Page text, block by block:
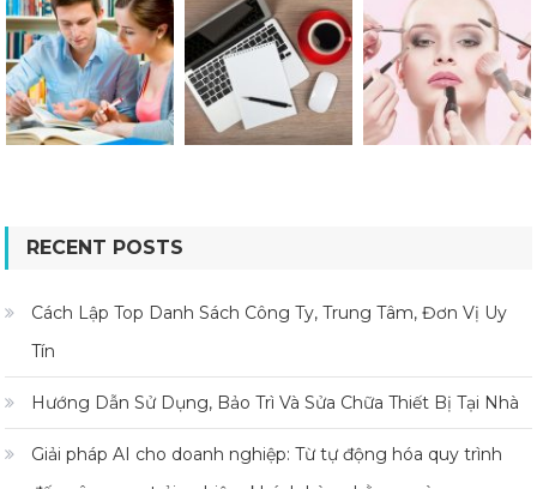
RECENT POSTS
Cách Lập Top Danh Sách Công Ty, Trung Tâm, Đơn Vị Uy
Tín
Hướng Dẫn Sử Dụng, Bảo Trì Và Sửa Chữa Thiết Bị Tại Nhà
Giải pháp AI cho doanh nghiệp: Từ tự động hóa quy trình